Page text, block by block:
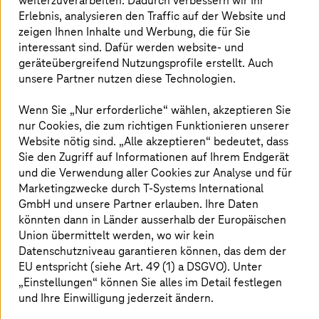
Modell“entwickelt werden, das zukünftig strukturiertes
Denken unterstützt, komplexe technische,
regulatorische und organisatorische Zusammenhänge
besser analysiert und mehrstufige Probleme lösen hilft.
Auf dieser Grundlage sollen mittels KI-Agenten-
– insbesondere für Industrie, Mittelstand und
öffentlichen Sektor. Anwendungsfälle können z. B. die
Analyse komplexer Regelwerke, die Optimierung von
Produktionsprozessen oder die
Entscheidungsunterstützung in kritischen Infrastrukturen
sein.
Leistungsfähiges europäisches KI-
Ökosystem
SOOFI bündelt die Expertise führender
Forschungseinrichtungen, Start-ups und Verbände in
Erlebnis, analysieren den Traffic auf der Website und
zeigen Ihnen Inhalte und Werbung, die für Sie
interessant sind. Dafür werden website- und
geräteübergreifend Nutzungsprofile erstellt. Auch
unsere Partner nutzen diese Technologien.
Wenn Sie „Nur erforderliche“ wählen, akzeptieren Sie
nur Cookies, die zum richtigen Funktionieren unserer
Website nötig sind. „Alle akzeptieren“ bedeutet, dass
Sie den Zugriff auf Informationen auf Ihrem Endgerät
und die Verwendung aller Cookies zur Analyse und für
Marketingzwecke durchT-Systems International
GmbH und unsere Partner erlauben. Ihre Daten
könnten dann in Länder ausserhalb der Europäischen
Union übermittelt werden, wo wir kein
Datenschutzniveau garantieren können, das dem der
EU entspricht (siehe Art. 49 (1) a DSGVO). Unter
„Einstellungen“ können Sie alles im Detail festlegen
und Ihre Einwilligung jederzeit ändern.